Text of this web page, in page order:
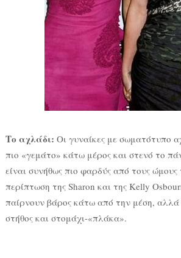
Το αχλάδι: Οι γυναίκες με σωματότυπο
πιο «γεμάτο» κάτω μέρος και στενό το
είναι συνήθως πιο φαρδύς από τους
περίπτωση της Sharon και της Kelly
παίρνουν βάρος κάτω από την μέση, αλλά
στήθος και στομάχι-«πλάκα».